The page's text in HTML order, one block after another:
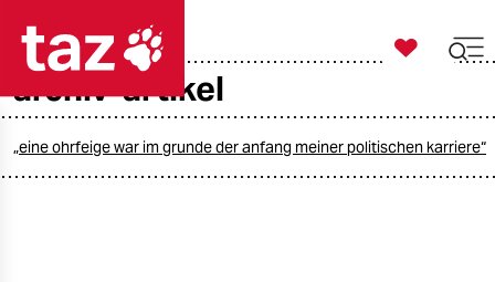
taz zahl ich

taz zahl ich
archiv-artikel
„eine ohrfeige war im grunde der anfang meiner politischen karriere“